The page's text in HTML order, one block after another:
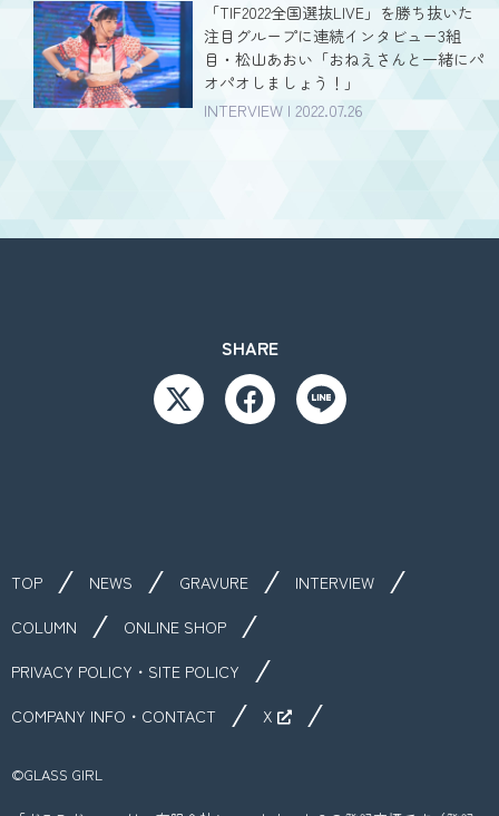
「TIF2022全国選抜LIVE」を勝ち抜いた
注目グループに連続インタビュー3組
目・松山あおい「おねえさんと一緒にパ
オパオしましょう！」
INTERVIEW | 2022.07.26
SHARE
TOP NEWS GRAVURE
INTERVIEW
COLUMN
ONLINE SHOP
PRIVACY POLICY・SITE POLICY
COMPANY INFO・CONTACT
X
©︎GLASS GIRL